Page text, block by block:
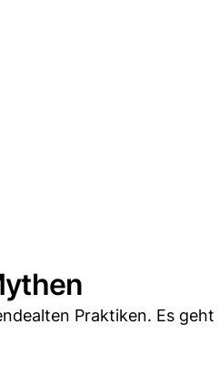
Praktiken. Es geht